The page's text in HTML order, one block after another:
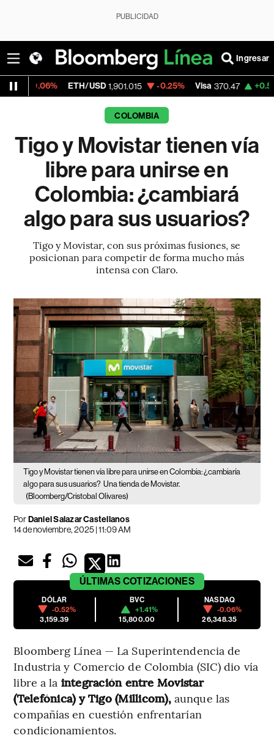
PUBLICIDAD
Ingresar
ETH/USD 1,901.015 -0.25% Visa 370.47 +0.52%
COLOMBIA
Tigo y Movistar tienen vía
libre para unirse en
Colombia: ¿cambiará
algo para sus usuarios?
Tigo y Movistar, con sus próximas fusiones, se
posicionan para competir de forma mucho más
intensa con Claro.
Tigo y Movistar tienen vía libre para unirse en Colombia: ¿cambiaría
algo para sus usuarios? Una tienda de Movistar.
(Bloomberg/Cristobal Olivares)
PorDaniel Salazar Castellanos
14 de noviembre, 2025 | 11:09 AM
ÚLTIMAS COTIZACIONES
DÓLAR
-0.52%
3,159.39
BVC
+1.41%
15,800.00
NASDAQ
-0.06%
26,348.35
Bloomberg Línea — La Superintendencia de
Industria y Comercio de Colombia (SIC) dio vía
libre a la integración entre Movistar
(Telefónica) y Tigo (Millicom),aunque las
compañías en cuestión enfrentarían
condicionamientos.